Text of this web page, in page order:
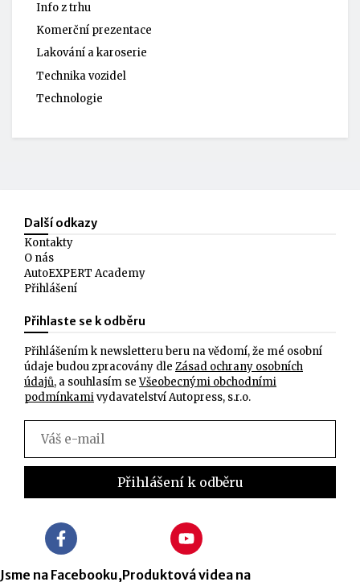
Info z trhu
Komerční prezentace
Lakování a karoserie
Technika vozidel
Technologie
Další odkazy
Kontakty
O nás
AutoEXPERT Academy
Přihlášení
Přihlaste se k odběru
Přihlášením k newsletteru beru na vědomí, že mé osobní
údaje budou zpracovány dle Zásad ochrany osobních
údajů, a souhlasím seVšeobecnými obchodními
podmínkamivydavatelství Autopress, s.r.o.
Jsme na Facebooku,Produktová videa na